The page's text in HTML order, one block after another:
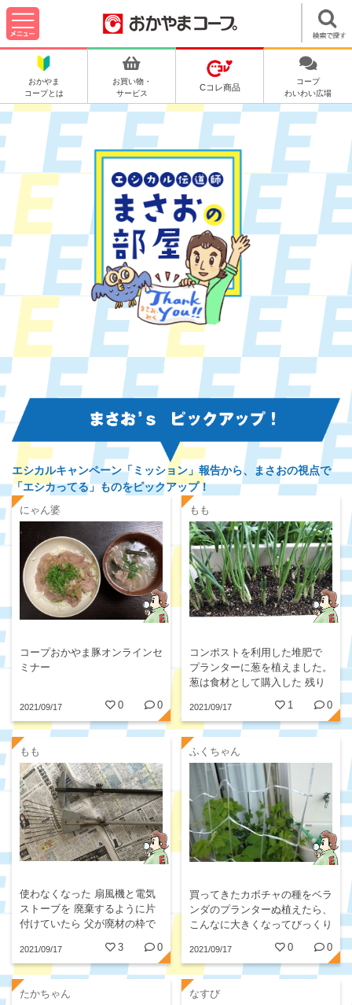
おかやま
コープとは
お買い物・
サービス
Cコレ商品
コープ
わいわい広場
エシカルキャンペーン「ミッション」報告から、
まさおの視点で
「エシカってる」ものをピックアップ！
にゃん婆
コープおかやま豚オンラインセ
ミナー
2021/09/17 0 0
もも
コンポストを利用した堆肥で
プランターに葱を植えました。
葱は食材として購入した 残り
の根を植えました。 数日、雨
続きのお加減で ぐんぐん伸び
ています。
2021/09/17 1 0
もも
使わなくなった 扇風機と電気
ストーブを 廃棄するように片
付けていたら 父が廃材の枠で
ました。 小回りが効いて熊手
の幅も調整出来 とても重宝し
ています。
2021/09/17 3 0
ふくちゃん
買ってきたカボチャの種をベラ
ンダのプランターぬ植えたら、
こんなに大きくなってびっくり
います。
2021/09/17 0 0
たかちゃん なすび